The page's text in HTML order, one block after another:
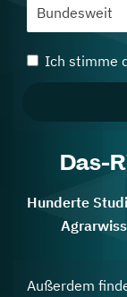
Ich stimme
Das-
Hunderte
Außerdem